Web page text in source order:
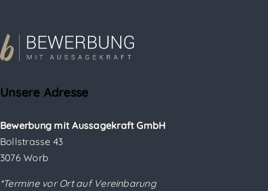
Unsere Adresse
Bewerbung mit Aussagekraft GmbH
Bollstrasse 43
3076 Worb
*Termine vor Ort auf Vereinbarung